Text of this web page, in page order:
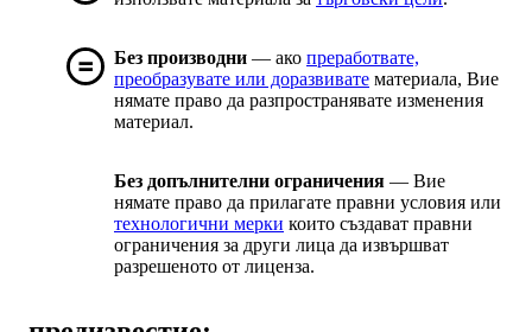
Без производни — ако преработвате,
преобразувате или доразвивате материала, Вие
нямате право да разпространявате изменения
материал.
Без допълнителни ограничения — Вие
нямате право да прилагате правни условия или
технологични мерки които създават правни
ограничения за други лица да извършват
разрешеното от лиценза.